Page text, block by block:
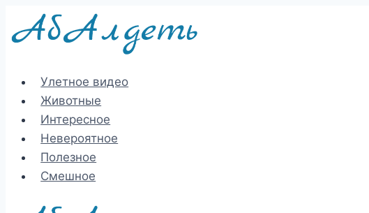
Перейти
Улетное видео
Животные
Интересное
Невероятное
Полезное
Смешное